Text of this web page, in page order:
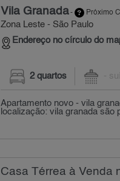
Vila Granada- Próximo
Zona Leste - São Paulo
Endereço no círculo do
2 quartos -
Apartamento novo - vila
localização: vila granada são
Casa Térrea à Venda